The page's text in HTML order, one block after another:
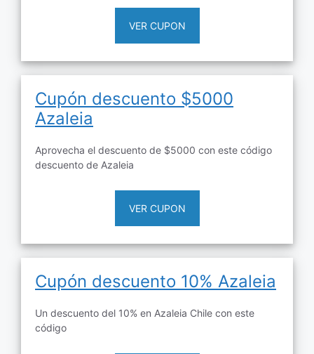
VER CUPON
Cupón descuento $5000
Azaleia
Aprovecha el descuento de $5000 con este código
descuento de Azaleia
VER CUPON
Cupón descuento 10% Azaleia
Un descuento del 10% en Azaleia Chile con este
código